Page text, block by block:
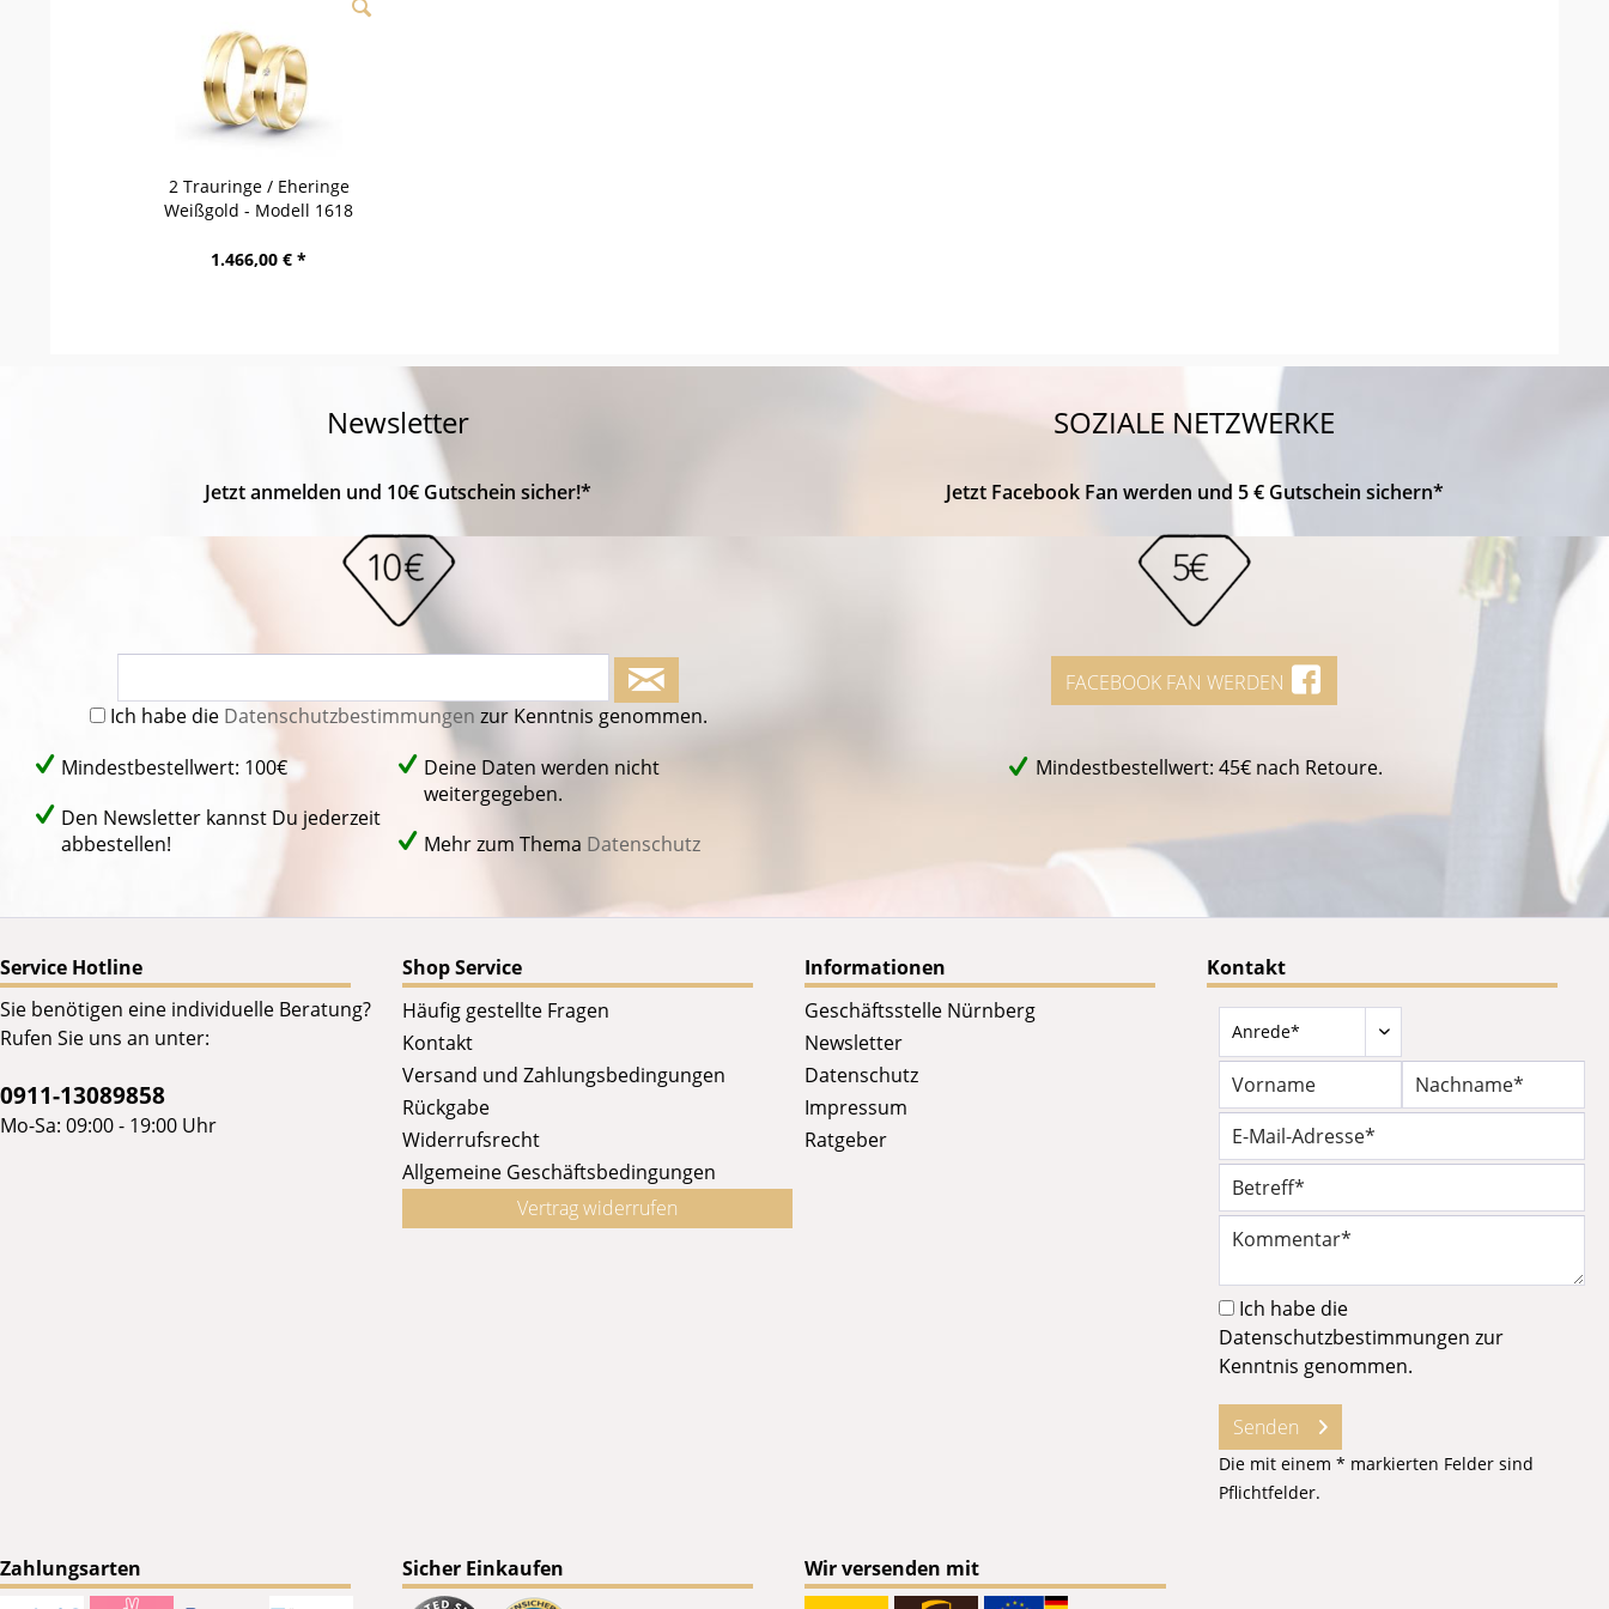
2 Trauringe / Eheringe
Weißgold - Modell 1618
1.466,00 € *
Newsletter
Jetzt anmelden und 10€ Gutschein sicher!*
Ich habe die Datenschutzbestimmungen zur Kenntnis genommen.
Mindestbestellwert: 100€
Den Newsletter kannst Du jederzeit
abbestellen!
Deine Daten werden nicht
weitergegeben.
Mehr zum Thema Datenschutz
SOZIALE NETZWERKE
Jetzt Facebook Fan werden und 5 € Gutschein sichern*
FACEBOOK FAN WERDEN
Mindestbestellwert: 45€ nach Retoure.
Service Hotline
Sie benötigen eine individuelle Beratung?
Rufen Sie uns an unter:
0911-13089858
Mo-Sa: 09:00 - 19:00 Uhr
Shop Service
Häufig gestellte Fragen
Kontakt
Versand und Zahlungsbedingungen
Rückgabe
Widerrufsrecht
Allgemeine Geschäftsbedingungen
Vertrag widerrufen
Informationen
Geschäftsstelle Nürnberg
Newsletter
Datenschutz
Impressum
Ratgeber
Kontakt
Ich habe die
Datenschutzbestimmungen zur
Kenntnis genommen.
Senden
Die mit einem * markierten Felder sind
Pflichtfelder.
Zahlungsarten Sicher Einkaufen Wir versenden mit